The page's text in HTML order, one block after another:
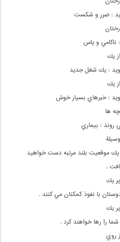
: ضرر و شكست
و ياس
از يك
: يك شغل جديد
از يك
: خبرهاي بسيار خوش
ها
روند : بيماري
يك موقعيت بلند مرتبه دست خواهيد
.
يك
با نفوذ كمكتان مي كنند .
يك
را رها خواهند كرد .
روي